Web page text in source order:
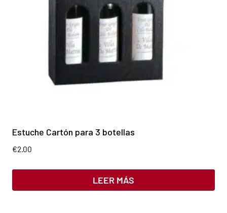
Estuche Cartón para 3 botellas
€2.00
LEER MÁS